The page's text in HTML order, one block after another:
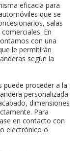
eficacia para
que se
salas
En
con una
le permitirán
según la
puede proceder a la
personalizada
dimensiones
Para
en contacto con
electrónico o